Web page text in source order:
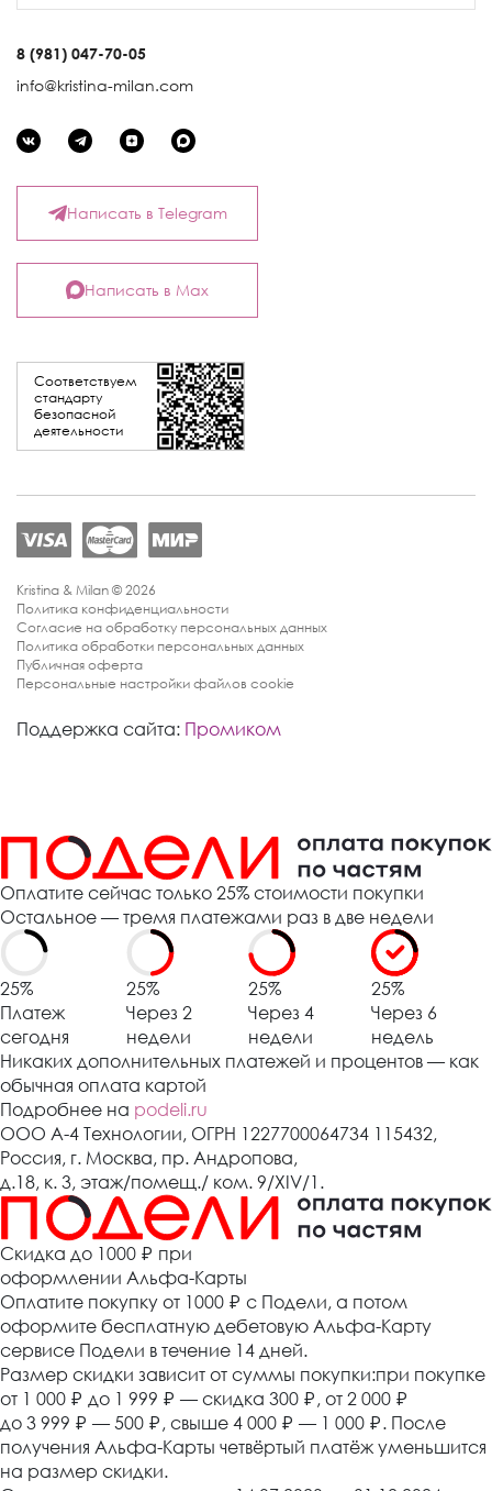
8 (981) 047-70-05
info@kristina-milan.com
Соответствуем
стандарту
безопасной
деятельности
Написать в Telegram
Написать в Max
Kristina & Milan © 2026
Политика конфиденциальности
Согласие на обработку персональных данных
Политика обработки персональных данных
Публичная оферта
Персональные настройки файлов cookie
Поддержка сайта: Промиком
Оплатите сейчас только 25% стоимости покупки
Остальное — тремя платежами раз в две недели
25%
Платеж
сегодня
25%
Через 2
недели
25%
Через 4
недели
25%
Через 6
недель
Никаких дополнительных платежей и процентов — как
обычная оплата картой
Подробнее на podeli.ru
ООО А-4 Технологии, ОГРН 1227700064734 115432,
Россия, г. Москва, пр. Андропова,
д.18, к. 3, этаж/помещ./ ком. 9/XIV/1.
Cкидка до 1000 ₽ при
оформлении Альфа-Карты
Оплатите покупку от 1000 ₽ с Подели, а потом
оформите бесплатную дебетовую Альфа-Карту
сервисе Подели в течение 14 дней.
Размер скидки зависит от суммы покупки:при покупке
от 1 000 ₽ до 1 999 ₽ — скидка 300 ₽ , от 2 000 ₽
до 3 999 ₽ — 500 ₽ , свыше 4 000 ₽ — 1 000 ₽. После
получения Альфа-Карты четвёртый платёж уменьшится
на размер скидки.